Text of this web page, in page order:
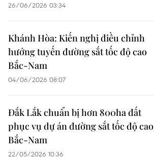
26/06/2026 03:34
Khánh Hòa: Kiến nghị điều chỉnh
hướng tuyến đường sắt tốc độ cao
Bắc-Nam
04/06/2026 08:07
Đắk Lắk chuẩn bị hơn 800ha đất
phục vụ dự án đường sắt tốc độ cao
Bắc-Nam
22/05/2026 10:36